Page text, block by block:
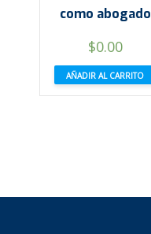
como abogado
$0.00
AÑADIR AL CARRITO